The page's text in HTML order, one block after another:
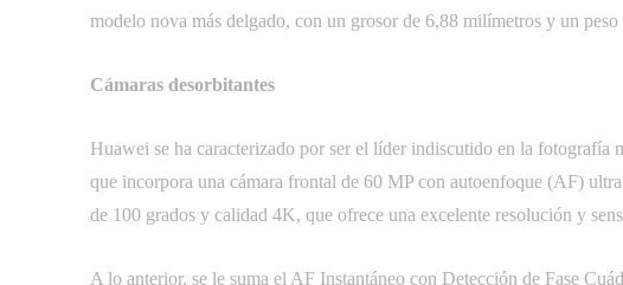
modelo nova más delgado, con un grosor de 6,88 milímetros y un peso
Cámaras desorbitantes
Huawei se ha caracterizado por ser el líder indiscutido en la
que incorpora una cámara frontal de 60 MP con autoenfoque (AF)
de 100 grados y calidad 4K, que ofrece una excelente resolución y
A lo anterior, se le suma el AF Instantáneo con Detección de Fase